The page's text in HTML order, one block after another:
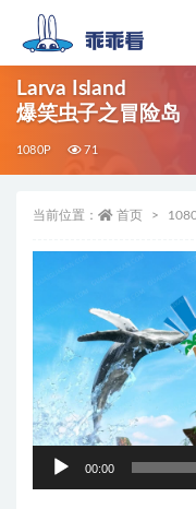
Larva Island
爆笑虫子之冒险岛
1080P 71
当前位置： 首页
放
器
00:00